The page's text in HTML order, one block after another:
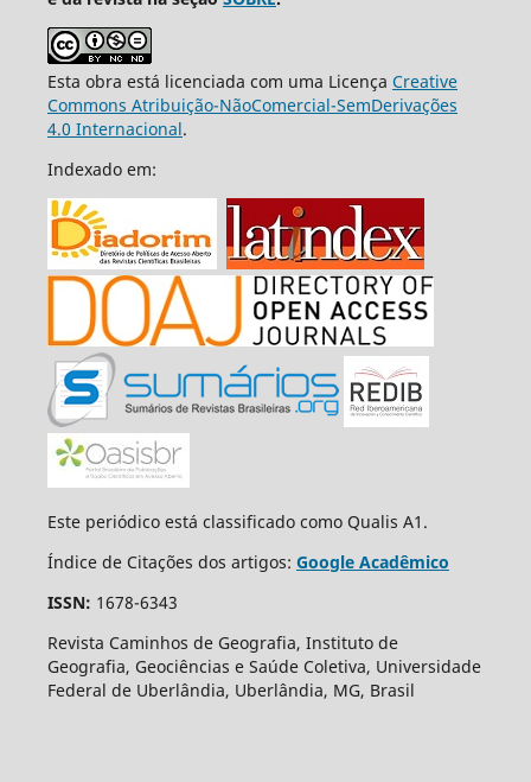
Esta obra está licenciada com uma Licença Creative
Commons Atribuição-NãoComercial-SemDerivações
4.0 Internacional.
Indexado em:
Este periódico está classificado como Qualis A1.
Índice de Citações dos artigos: Google Acadêmico
ISSN: 1678-6343
Revista Caminhos de Geografia, Instituto de
Geografia, Geociências e Saúde Coletiva, Universidade
Federal de Uberlândia, Uberlândia, MG, Brasil